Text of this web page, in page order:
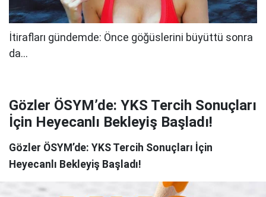
Gözler ÖSYM’de: YKS Tercih Sonuçları
İçin Heyecanlı Bekleyiş Başladı!
Gözler ÖSYM’de: YKS Tercih Sonuçları İçin
Heyecanlı Bekleyiş Başladı!